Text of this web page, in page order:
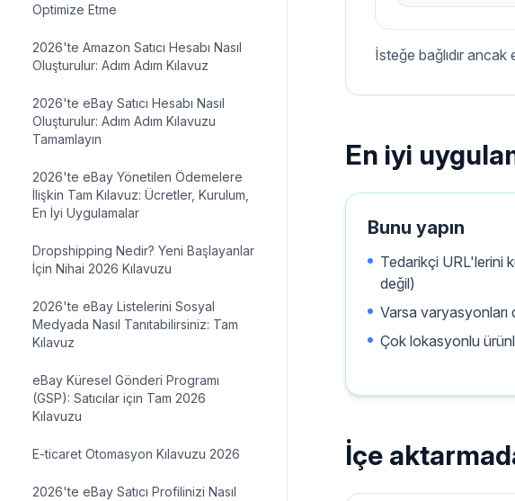
Optimize Etme
2026'te Amazon Satıcı Hesabı Nasıl
Oluşturulur: Adım Adım Kılavuz
2026'te eBay Satıcı Hesabı Nasıl
Oluşturulur: Adım Adım Kılavuzu
Tamamlayın
2026'te eBay Yönetilen Ödemelere
İlişkin Tam Kılavuz: Ücretler, Kurulum,
En İyi Uygulamalar
Dropshipping Nedir? Yeni Başlayanlar
İçin Nihai 2026 Kılavuzu
2026'te eBay Listelerini Sosyal
Medyada Nasıl Tanıtabilirsiniz: Tam
Kılavuz
eBay Küresel Gönderi Programı
(GSP): Satıcılar için Tam 2026
Kılavuzu
E-ticaret Otomasyon Kılavuzu 2026
2026'te eBay Satıcı Profilinizi Nasıl
İsteğe bağlıdır
En iyi
Bunu yapın
Tedarikçi URL'lerini
değil)
Varsa varyasyonları
Çok lokasyonlu
İçe